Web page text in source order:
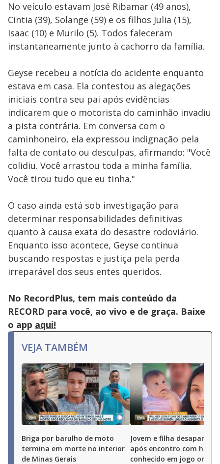
No veículo estavam José Ribamar (49 anos),
Cintia (39), Solange (59) e os filhos Julia (15),
Isaac (10) e Murilo (5). Todos faleceram
instantaneamente junto à cachorro da família.
Geyse recebeu a notícia do acidente enquanto
estava em casa. Ela contestou as alegações
iniciais contra seu pai após evidências
indicarem que o motorista do caminhão invadiu
a pista contrária. Em conversa com o
caminhoneiro, ela expressou indignação pela
falta de contato ou desculpas, afirmando: "Você
colidiu. Você arrastou toda a minha família.
Você tirou tudo que eu tinha."
O caso ainda está sob investigação para
determinar responsabilidades definitivas
quanto à causa exata do desastre rodoviário.
Enquanto isso acontece, Geyse continua
buscando respostas e justiça pela perda
irreparável dos seus entes queridos.
No RecordPlus, tem mais conteúdo da
RECORD para você, ao vivo e de graça. Baixe
o app aqui!
VEJA TAMBÉM
Briga por barulho de moto
termina em morte no interior
de Minas Gerais
Jovem e filha
após encontro com
conhecido em jogo online